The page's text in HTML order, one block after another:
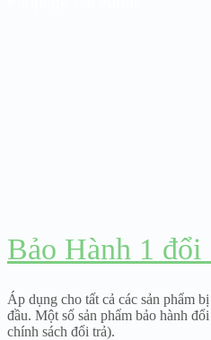
Bảo Hành 1 đổi
Áp dụng cho tất cả các sản phẩm
đầu. Một số sản phẩm bảo hành
chính sách đổi trả).